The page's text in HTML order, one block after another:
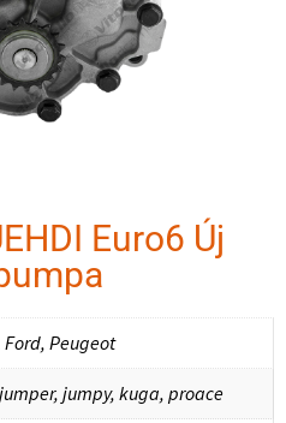
Euro6 Új
Ford, Peugeot
jumpy, kuga, proace